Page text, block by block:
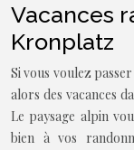
Vacances
Kronplatz
Si vous voulez
alors des vacances
Le paysage alpin
bien à vos